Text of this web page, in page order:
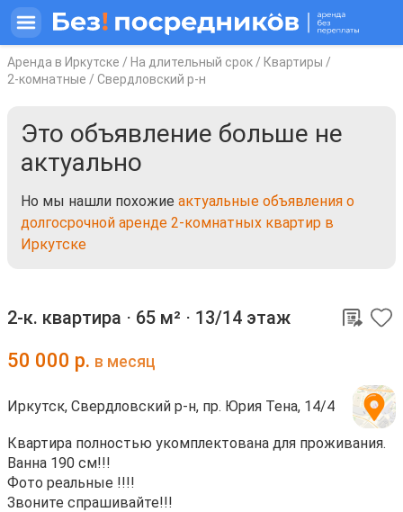
Аренда в Иркутске / На длительный срок / Квартиры /
2-комнатные / Свердловский р-н
Это объявление больше не
актуально
Но мы нашли похожие актуальные объявления о
долгосрочной аренде 2-комнатных квартир в
Иркутске
2-к. квартира ⋅ 65 м² ⋅ 13/14 этаж
50 000 р. в месяц
Иркутск, Свердловский р-н, пр. Юрия Тена, 14/4
Квартира полностью укомплектована для проживания.
Ванна 190 см!!!
Фото реальные !!!!
Звоните спрашивайте!!!